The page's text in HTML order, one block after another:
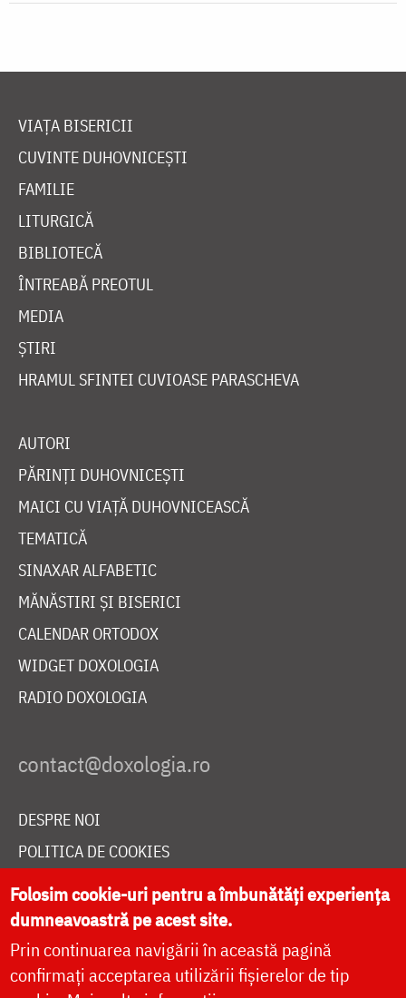
VIAȚA BISERICII
CUVINTE DUHOVNICEȘTI
FAMILIE
LITURGICĂ
BIBLIOTECĂ
ÎNTREABĂ PREOTUL
MEDIA
ȘTIRI
HRAMUL SFINTEI CUVIOASE PARASCHEVA
AUTORI
PĂRINȚI DUHOVNICEȘTI
MAICI CU VIAȚĂ DUHOVNICEASCĂ
TEMATICĂ
SINAXAR ALFABETIC
MĂNĂSTIRI ȘI BISERICI
CALENDAR ORTODOX
WIDGET DOXOLOGIA
RADIO DOXOLOGIA
DESPRE NOI
POLITICA DE COOKIES
DONEAZĂ ONLINE PENTRU CATEDRALA NAȚIONALĂ
LIVE
Folosim cookie-uri pentru a îmbunătăți experiența
dumneavoastră pe acest site.
Prin continuarea navigării în această pagină
confirmați acceptarea utilizării fișierelor de tip